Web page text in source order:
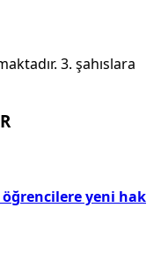
3. şahıslara
öğrencilere yeni hak